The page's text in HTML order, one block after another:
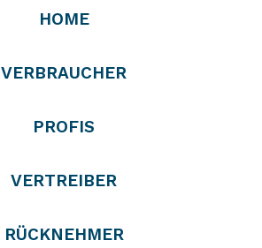
HOME
VERBRAUCHER
PROFIS
VERTREIBER
RÜCKNEHMER